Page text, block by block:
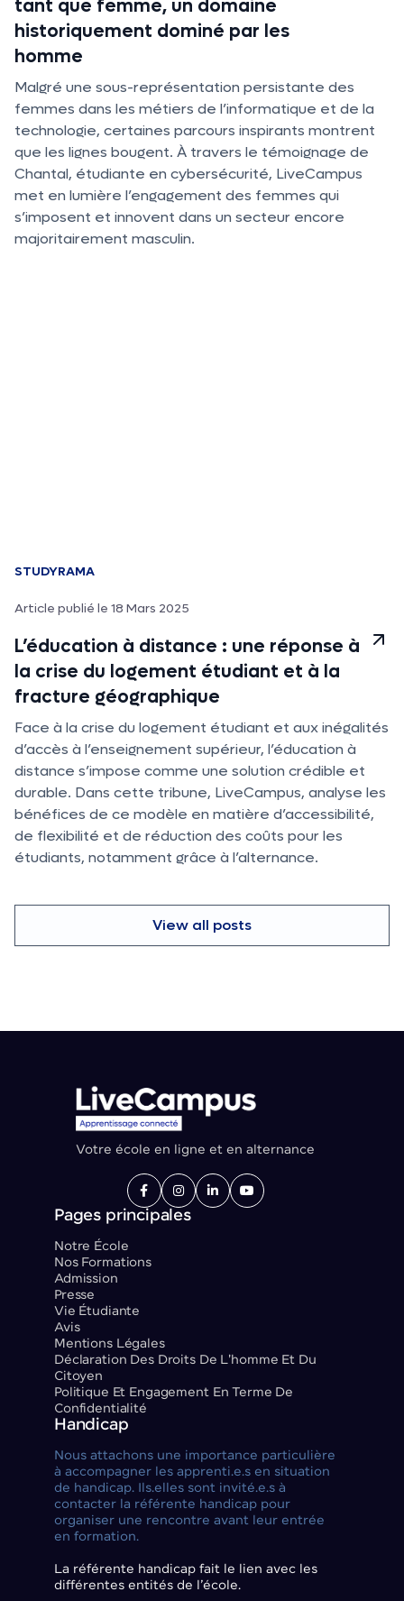
tant que femme, un domaine
historiquement dominé par les
homme
Malgré une sous-représentation persistante des
femmes dans les métiers de l’informatique et de la
technologie, certaines parcours inspirants montrent
que les lignes bougent. À travers le témoignage de
Chantal, étudiante en cybersécurité, LiveCampus
met en lumière l’engagement des femmes qui
s’imposent et innovent dans un secteur encore
majoritairement masculin.
STUDYRAMA
Article publié le 18 Mars 2025
L’éducation à distance : une réponse à
la crise du logement étudiant et à la
fracture géographique
Face à la crise du logement étudiant et aux inégalités
d’accès à l’enseignement supérieur, l’éducation à
distance s’impose comme une solution crédible et
durable. Dans cette tribune, LiveCampus, analyse les
bénéfices de ce modèle en matière d’accessibilité,
de flexibilité et de réduction des coûts pour les
étudiants, notamment grâce à l’alternance.
View all posts
Votre école en ligne et en alternance
   
Pages principales
Notre École
Nos Formations
Admission
Presse
Vie Étudiante
Avis
Mentions Légales
Déclaration Des Droits De L'homme Et Du
Citoyen
Politique Et Engagement En Terme De
Confidentialité
Handicap
Nous attachons une importance particulière
à accompagner les apprenti.e.s en situation
de handicap. Ils.elles sont invité.e.s à
contacter la référente handicap pour
organiser une rencontre avant leur entrée
en formation.
La référente handicap fait le lien avec les
différentes entités de l’école.